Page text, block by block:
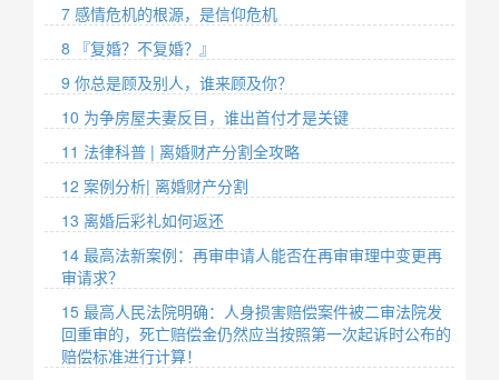
7 感情危机的根源，是信仰危机
8 『复婚？不复婚？』
9 你总是顾及别人，谁来顾及你？ ​
10 为争房屋夫妻反目，谁出首付才是关键
11 法律科普 | 离婚财产分割全攻略
12 案例分析| 离婚财产分割
13 离婚后彩礼如何返还
14 最高法新案例：再审申请人能否在再审审理中变更再
审请求？
15 最高人民法院明确：人身损害赔偿案件被二审法院发
回重审的，死亡赔偿金仍然应当按照第一次起诉时公布的
赔偿标准进行计算！